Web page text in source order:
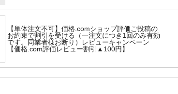
ご入金確認後の発送となります。
【単体注文不可】価格.comショップ評価ご投稿の
お約束で割引を受ける（一注文につき1回のみ有効
です。同業者様お断り）レビューキャンペーン
【価格.com評価レビュー割引▲100円】